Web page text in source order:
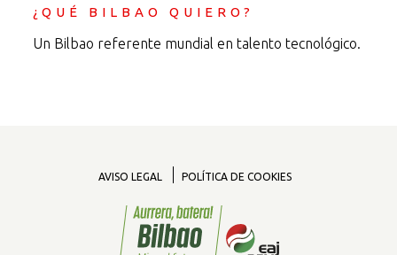
¿QUÉ BILBAO QUIERO?
Un Bilbao referente mundial en talento tecnológico.
AVISO LEGAL POLÍTICA DE COOKIES